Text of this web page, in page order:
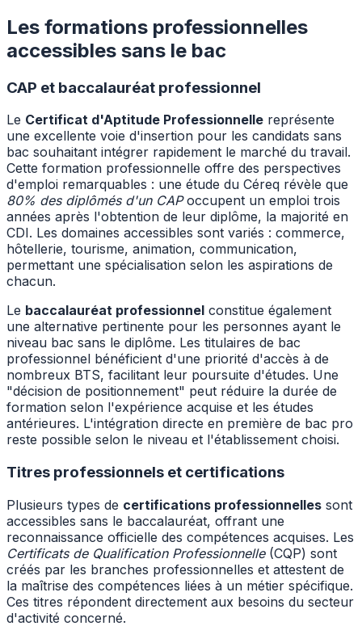
Les formations professionnelles
accessibles sans le bac
CAP et baccalauréat professionnel
Le Certificat d'Aptitude Professionnelle représente
une excellente voie d'insertion pour les candidats sans
bac souhaitant intégrer rapidement le marché du travail.
Cette formation professionnelle offre des perspectives
d'emploi remarquables : une étude du Céreq révèle que
80% des diplômés d'un CAPoccupent un emploi trois
années après l'obtention de leur diplôme, la majorité en
CDI. Les domaines accessibles sont variés : commerce,
hôtellerie, tourisme, animation, communication,
permettant une spécialisation selon les aspirations de
chacun.
Le baccalauréat professionnel constitue également
une alternative pertinente pour les personnes ayant le
niveau bac sans le diplôme. Les titulaires de bac
professionnel bénéficient d'une priorité d'accès à de
nombreux BTS, facilitant leur poursuite d'études. Une
"décision de positionnement" peut réduire la durée de
formation selon l'expérience acquise et les études
antérieures. L'intégration directe en première de bac pro
reste possible selon le niveau et l'établissement choisi.
Titres professionnels et certifications
Plusieurs types de certifications professionnelles sont
accessibles sans le baccalauréat, offrant une
reconnaissance officielle des compétences acquises. Les
Certificats de Qualification Professionnelle(CQP) sont
créés par les branches professionnelles et attestent de
la maîtrise des compétences liées à un métier spécifique.
Ces titres répondent directement aux besoins du secteur
d'activité concerné.